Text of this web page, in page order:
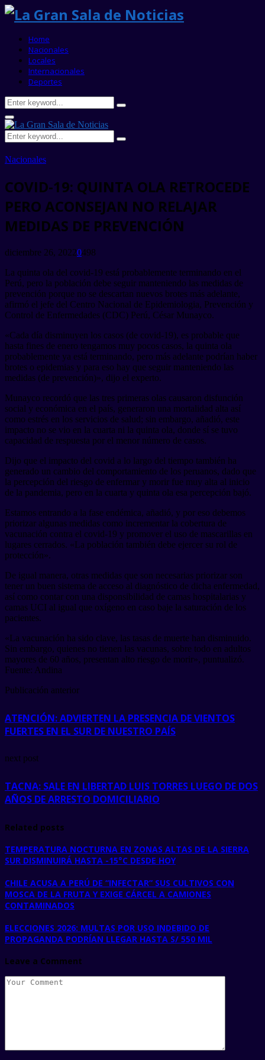
Home
Nacionales
Locales
Internacionales
Deportes
Search
for:
Search
Primary
Menu
Search
for:
Search
Nacionales
COVID-19: QUINTA OLA RETROCEDE
PERO ACONSEJAN NO RELAJAR
MEDIDAS DE PREVENCIÓN
diciembre 26, 20220498
La quinta ola del covid-19 está probablemente terminando en el
Perú, pero la población debe seguir manteniendo las medidas de
prevención porque no se descartan nuevos brotes más adelante,
afirmó el jefe del Centro Nacional de Epidemiologia, Prevención y
Control de Enfermedades (CDC) Perú, César Munayco.
«Cada día disminuyen los casos (de covid-19), es probable que
hasta fines de enero tengamos muy pocos casos, la quinta ola
probablemente ya está terminando, pero más adelante podrían haber
brotes o epidemias y para eso hay que seguir manteniendo las
medidas (de prevención)», dijo el experto.
Munayco recordó que las tres primeras olas causaron disfunción
social y económica en el país, generaron una mortalidad alta así
como estrés en los servicios de salud; sin embargo, añadió, este
impacto no se vio en la cuarta ni la quinta ola, donde sí se tuvo
capacidad de respuesta por el menor número de casos.
Dijo que el impacto del covid a lo largo del tiempo también ha
generado un cambio del comportamiento de los peruanos, dado que
la percepción del riesgo de enfermar y morir fue muy alta al inicio
de la pandemia, pero en la cuarta y quinta ola esa percepción bajó.
Estamos entrando a la fase endémica, añadió, y por eso debemos
priorizar algunas medidas como incrementar la cobertura de
vacunación contra el covid-19 y promover el uso de mascarillas en
lugares cerrados. «La población también debe ejercer su rol de
protección».
De igual manera, otras medidas que son necesarias priorizar son
tener un buen sistema de acceso al diagnóstico de dicha enfermedad,
así como contar con una disponsibilidad de camas hospitalarias y
camas UCI al igual que oxígeno en caso baje la saturación de los
pacientes.
«La vacunación ha sido clave, las tasas de muerte han disminuido.
Sin embargo, quienes no tienen las vacunas, sobre todo en adultos
mayores de 60 años, presentan alto riesgo de morir», puntualizó.
Fuente: Andina
Publicación anterior
ATENCIÓN: ADVIERTEN LA PRESENCIA DE VIENTOS
FUERTES EN EL SUR DE NUESTRO PAÍS
next post
TACNA: SALE EN LIBERTAD LUIS TORRES LUEGO DE DOS
AÑOS DE ARRESTO DOMICILIARIO
Related posts
TEMPERATURA NOCTURNA EN ZONAS ALTAS DE LA SIERRA
SUR DISMINUIRÁ HASTA -15°C DESDE HOY
CHILE ACUSA A PERÚ DE “INFECTAR” SUS CULTIVOS CON
MOSCA DE LA FRUTA Y EXIGE CÁRCEL A CAMIONES
CONTAMINADOS
ELECCIONES 2026: MULTAS POR USO INDEBIDO DE
PROPAGANDA PODRÍAN LLEGAR HASTA S/ 550 MIL
Leave a Comment